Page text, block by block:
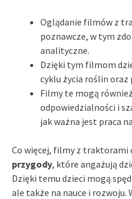
Oglądanie filmów z
poznawcze, w tym
analityczne.
Dzięki tym filmom
cyklu życia roślin oraz
Filmy te mogą
odpowiedzialności i
jak ważna jest praca
Co więcej, filmy z traktorami
przygody, które angażują
Dzięki temu dzieci mogą
ale także na nauce i